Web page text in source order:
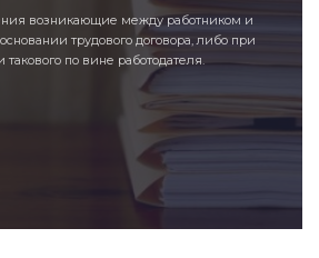
возникающие между работником и
трудового договора, либо при
такового по вине работодателя.